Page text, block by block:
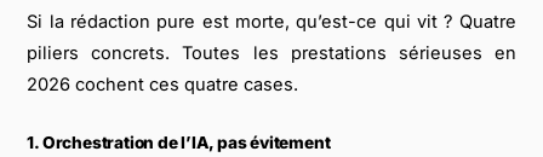
Si la rédaction pure est morte, qu’est-ce qui vit ? Quatre
piliers concrets. Toutes les prestations sérieuses en
2026 cochent ces quatre cases.
1. Orchestration de l’IA, pas évitement